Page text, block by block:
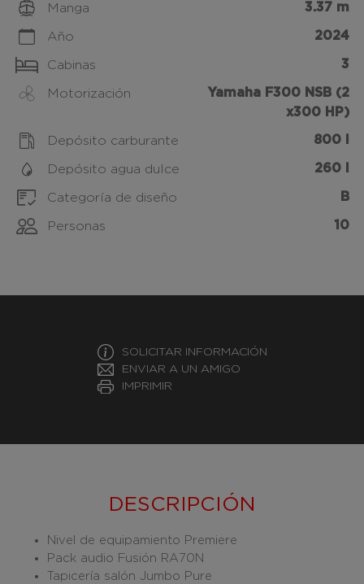
Manga 3.37 m
Año 2024
Cabinas 3
Motorización
Yamaha F300 NSB (2
x300 HP)
Depósito carburante 800 l
Depósito agua dulce 260 l
Categoría de diseño B
Personas 10
SOLICITAR INFORMACIÓN
ENVIAR A UN AMIGO
IMPRIMIR
DESCRIPCIÓN
Nivel de equipamiento Premiere
Pack audio Fusión RA70N
Tapicería salón Jumbo Pure